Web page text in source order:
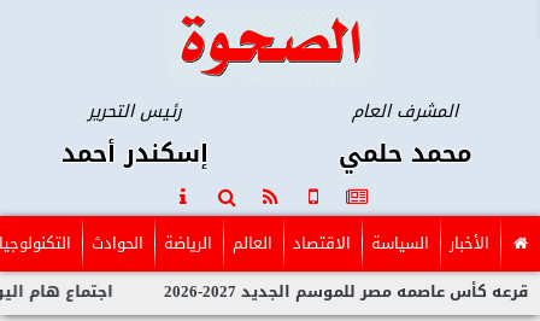
المشرف العام
محمد حلمي
رئيس التحرير
إسكندر أحمد
الأخبار السياسة الاقتصاد العالم الرياضة الحوادث التكنولوجيا
اجتماع هام اليوم عاصمه مصر للموسم الجديد 2027-2026